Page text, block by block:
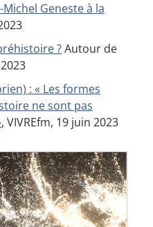
Geneste à la
?Autour de
: « Les formes
ne sont pas
, VIVREfm, 19 juin 2023